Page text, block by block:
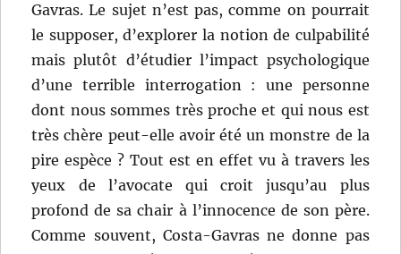
Gavras. Le sujet n’est pas, comme on pourrait
le supposer, d’explorer la notion de culpabilité
mais plutôt d’étudier l’impact psychologique
d’une terrible interrogation : une personne
dont nous sommes très proche et qui nous est
très chère peut-elle avoir été un monstre de la
pire espèce ? Tout est en effet vu à travers les
yeux de l’avocate qui croit jusqu’au plus
profond de sa chair à l’innocence de son père.
Comme souvent, Costa-Gavras ne donne pas